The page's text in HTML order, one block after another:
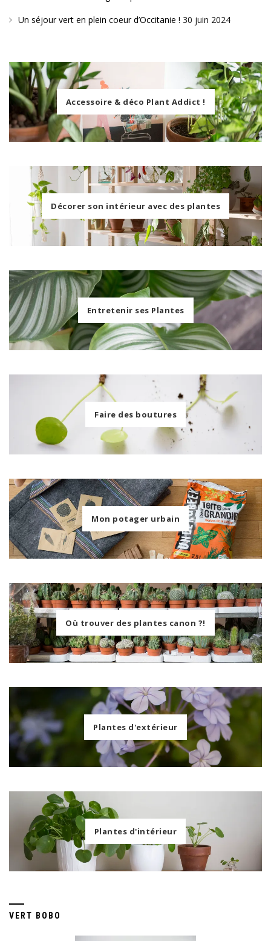
Un séjour vert en plein coeur d’Occitanie ! 30 juin 2024
Accessoire & déco Plant Addict !
Décorer son intérieur avec des plantes
Entretenir ses Plantes
Faire des boutures
Mon potager urbain
Où trouver des plantes canon ?!
Plantes d'extérieur
Plantes d'intérieur
VERT BOBO